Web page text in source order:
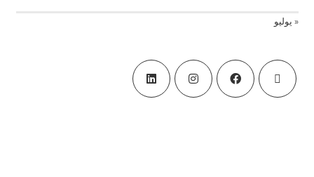
« يوليو